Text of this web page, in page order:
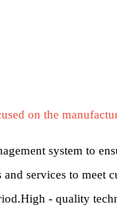
on the
system to
services to meet
- quality